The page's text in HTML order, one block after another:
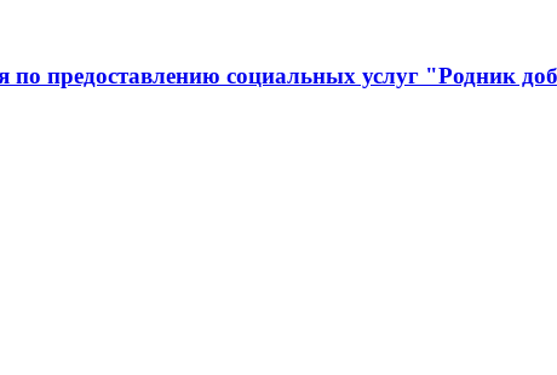
по предоставлению социальных услуг "Родник